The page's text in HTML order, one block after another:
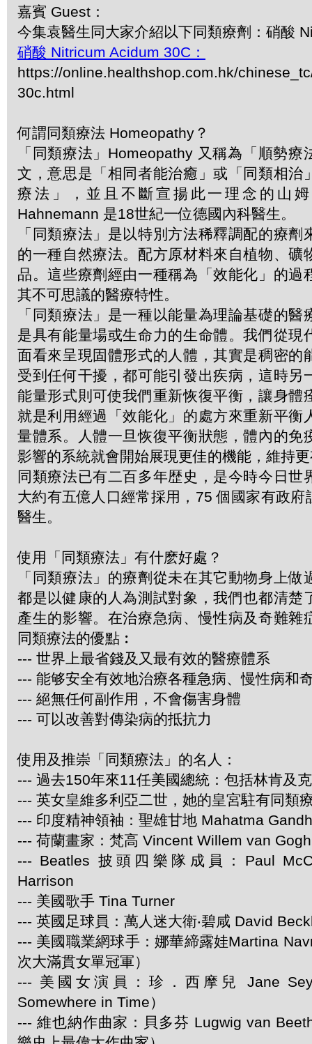
嘉賓 Guest：
今集袁醫生同大家介紹以下同類療劑：硝酸
硝酸 Nitricum Acidum 30C：
https://online.healthshop.com.hk/
30c.html
何謂同類療法 Homeopathy？
「同類療法」Homeopathy 又稱為「順勢療
文，意思是「相同者能治癒」或「同類相治
療法」，並且不斷宣揚此一理念的山
Hahnemann 是18世紀一位德國內科醫生。
「同類療法」是以特別方法稀釋調配的療劑
的一種自然療法。配方原材料來自植物、礦
品。這些療劑經由一種稱為「效能化」的過
其不可思議的醫療特性。
「同類療法」是一種以能量為理論基礎的醫
是具有能量場或生命力的生命體。我們從現
面看來呈現固體形式的人體，其實是稠密的
受到任何干擾，都可能引發出疾病，這時另
能量形式則可使我們重新恢復平衡，讓身體
就是利用經過「效能化」的處方來重新平衡
量體系。人體一旦恢復平衡狀態，體內的免
影響的系統就會開始展現更佳的機能，維持
同類療法已有二百多年歴史，是今時今日世
大約有五億人口經常採用，75 個國家有政府
醫生。
使用「同類療法」有什麽好處？
「同類療法」的療劑從未在其它動物身上做
都是以健康的人為測試對象，我們也都清楚
產生的影響。在治療急病、慢性病及奇難雜
同類療法的優點︰
--- 世界上最省錢及又最有效的醫療體系
--- 能够安全有效地治療各種急病、慢性病和
--- 絕無任何副作用，不會傷害身體
--- 可以改善對傳染病的抵抗力
使用及推崇「同類療法」的名人：
--- 過去150年來11任美國總統：包括林肯及
--- 英女皇維多利亞二世，她的皇宮駐有同類
--- 印度精神領袖：聖雄甘地 Mahatma
--- 荷蘭畫家：梵高 Vincent Willem van Gogh
--- Beatles 披頭四樂隊成員：Paul
Harrison
--- 美國歌手 Tina Turner
--- 英國足球員：萬人迷大衛‧碧咸 David
--- 美國職業網球手：娜華締露娃Martina
次大滿貫女單冠軍）
--- 美國女演員：珍．西摩兒 Jane
Somewhere in Time）
--- 維也納作曲家：貝多芬 Lugwig van